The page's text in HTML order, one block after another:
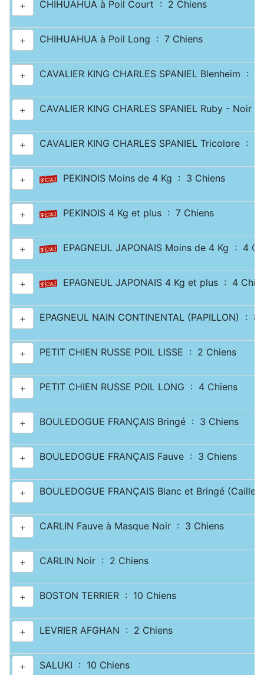
+ CHIHUAHUA à Poil Court : 2 Chiens
+ CHIHUAHUA à Poil Long : 7 Chiens
+ CAVALIER KING CHARLES SPANIEL Blenheim : 2
+ CAVALIER KING CHARLES SPANIEL Ruby - Noir
+ CAVALIER KING CHARLES SPANIEL Tricolore : 2
+ PEKINOIS Moins de 4 Kg : 3 Chiens
+ PEKINOIS 4 Kg et plus : 7 Chiens
+ EPAGNEUL JAPONAIS Moins de 4 Kg : 4
+ EPAGNEUL JAPONAIS 4 Kg et plus : 4
+ EPAGNEUL NAIN CONTINENTAL (PAPILLON) : 8
+ PETIT CHIEN RUSSE POIL LISSE : 2 Chiens
+ PETIT CHIEN RUSSE POIL LONG : 4 Chiens
+ BOULEDOGUE FRANÇAIS Bringé : 3 Chiens
+ BOULEDOGUE FRANÇAIS Fauve : 3 Chiens
+ BOULEDOGUE FRANÇAIS Blanc et Bringé
+ CARLIN Fauve à Masque Noir : 3 Chiens
+ CARLIN Noir : 2 Chiens
+ BOSTON TERRIER : 10 Chiens
+ LEVRIER AFGHAN : 2 Chiens
+ SALUKI : 10 Chiens